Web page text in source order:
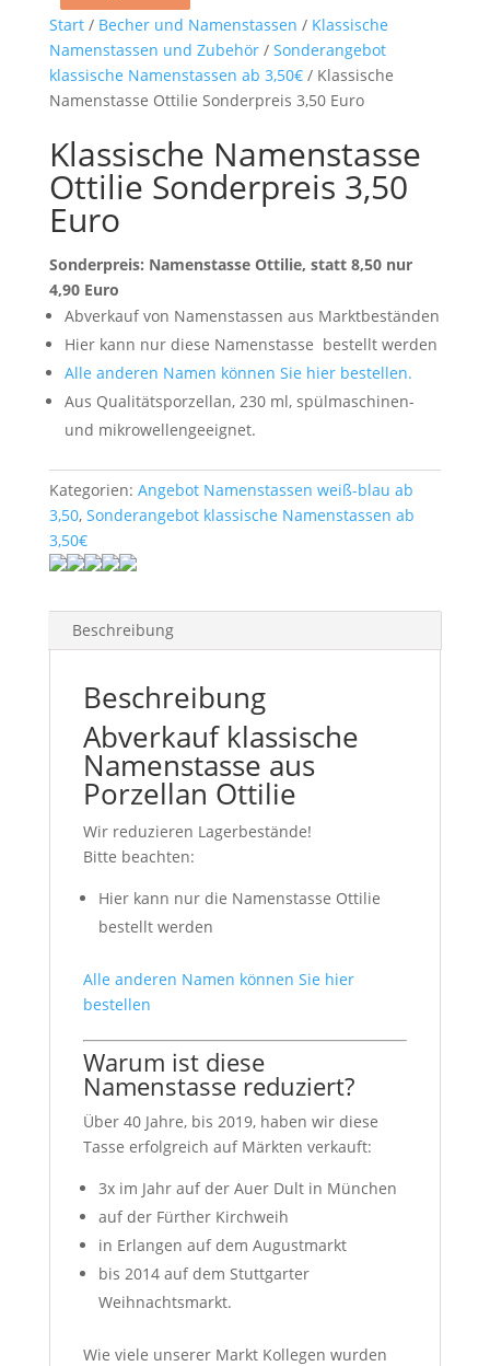
Start/ Becher und Namenstassen / Klassische
Namenstassen und Zubehör/ Sonderangebot
klassische Namenstassen ab 3,50€/ Klassische
Namenstasse Ottilie Sonderpreis 3,50 Euro
Klassische Namenstasse
Ottilie Sonderpreis 3,50
Euro
Sonderpreis: Namenstasse Ottilie, statt 8,50 nur
4,90 Euro
Abverkauf von Namenstassen aus Marktbeständen
Hier kann nur diese Namenstasse bestellt werden
Alle anderen Namen können Sie hier bestellen.
Aus Qualitätsporzellan, 230 ml, spülmaschinen-
und mikrowellengeeignet.
Kategorien: Angebot Namenstassen weiß-blau ab
3,50, Sonderangebot klassische Namenstassen ab
3,50€
Beschreibung
Beschreibung
Abverkauf klassische
Namenstasse aus
Porzellan Ottilie
Wir reduzieren Lagerbestände!
Bitte beachten:
Hier kann nur die Namenstasse Ottilie
bestellt werden
Alle anderen Namen können Sie hier
bestellen
Warum ist diese
Namenstasse reduziert?
Über 40 Jahre, bis 2019, haben wir diese
Tasse erfolgreich auf Märkten verkauft:
3x im Jahr auf der Auer Dult in München
auf der Fürther Kirchweih
in Erlangen auf dem Augustmarkt
bis 2014 auf dem Stuttgarter
Weihnachtsmarkt.
Wie viele unserer Markt Kollegen wurden